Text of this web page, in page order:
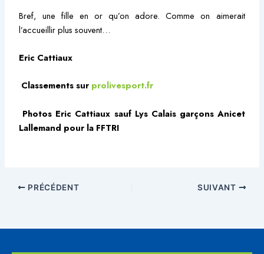
Bref, une fille en or qu’on adore. Comme on aimerait
l’accueillir plus souvent…
Eric Cattiaux
Classements sur prolivesport.fr
Photos Eric Cattiaux sauf Lys Calais garçons Anicet
Lallemand pour la FFTRI
PRÉCÉDENT SUIVANT